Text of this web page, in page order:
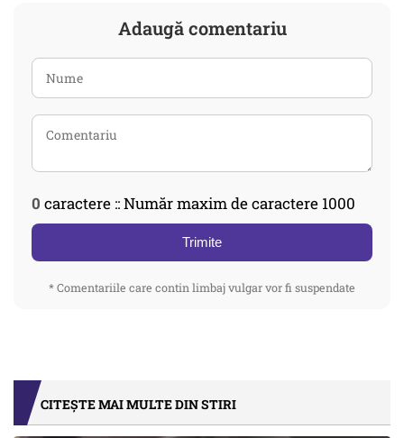
Adaugă comentariu
0 caractere :: Număr maxim de caractere 1000
Trimite
* Comentariile care contin limbaj vulgar vor fi suspendate
CITEȘTE MAI MULTE DIN STIRI